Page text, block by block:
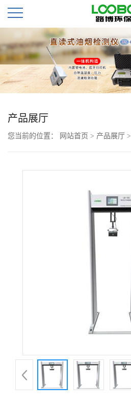
公
司
首
页
公
品
产品展厅
您当前的位置： 网站首页 > 产品展厅 >